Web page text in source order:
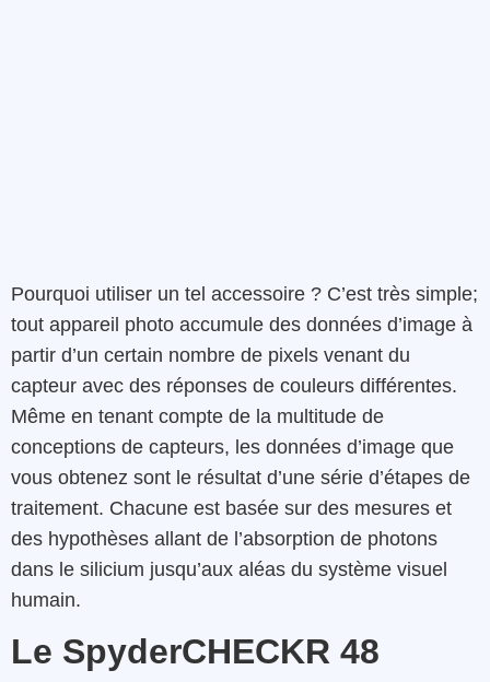
Pourquoi utiliser un tel accessoire ? C’est très simple;
tout appareil photo accumule des données d’image à
partir d’un certain nombre de pixels venant du
capteur avec des réponses de couleurs différentes.
Même en tenant compte de la multitude de
conceptions de capteurs, les données d’image que
vous obtenez sont le résultat d’une série d’étapes de
traitement. Chacune est basée sur des mesures et
des hypothèses allant de l’absorption de photons
dans le silicium jusqu’aux aléas du système visuel
humain.
Le SpyderCHECKR 48